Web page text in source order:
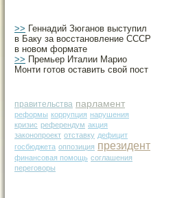
>> Геннадий Зюганов выступил
в Баку за восстановление СССР
в новом формате
>> Премьер Италии Марио
Монти готов оставить свой пост
правительства парламент
реформы коррупция нарушения
кризис референдум акция
законопроект отставку дефицит
госбюджета оппозиция президент
финансовая помощь соглашения
переговоры